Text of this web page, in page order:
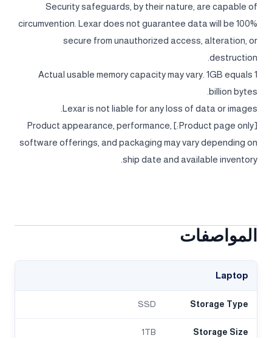
Security safeguards, by their nature, are capable of
circumvention. Lexar does not guarantee data will be 100%
secure from unauthorized access, alteration, or
destruction.
Actual usable memory capacity may vary. 1GB equals 1
billion bytes.
Lexar is not liable for any loss of data or images.
[Product page only:] Product appearance, performance,
software offerings, and packaging may vary depending on
ship date and available inventory.
المواصفات
Laptop
Storage Type
SSD
Storage Size
1TB